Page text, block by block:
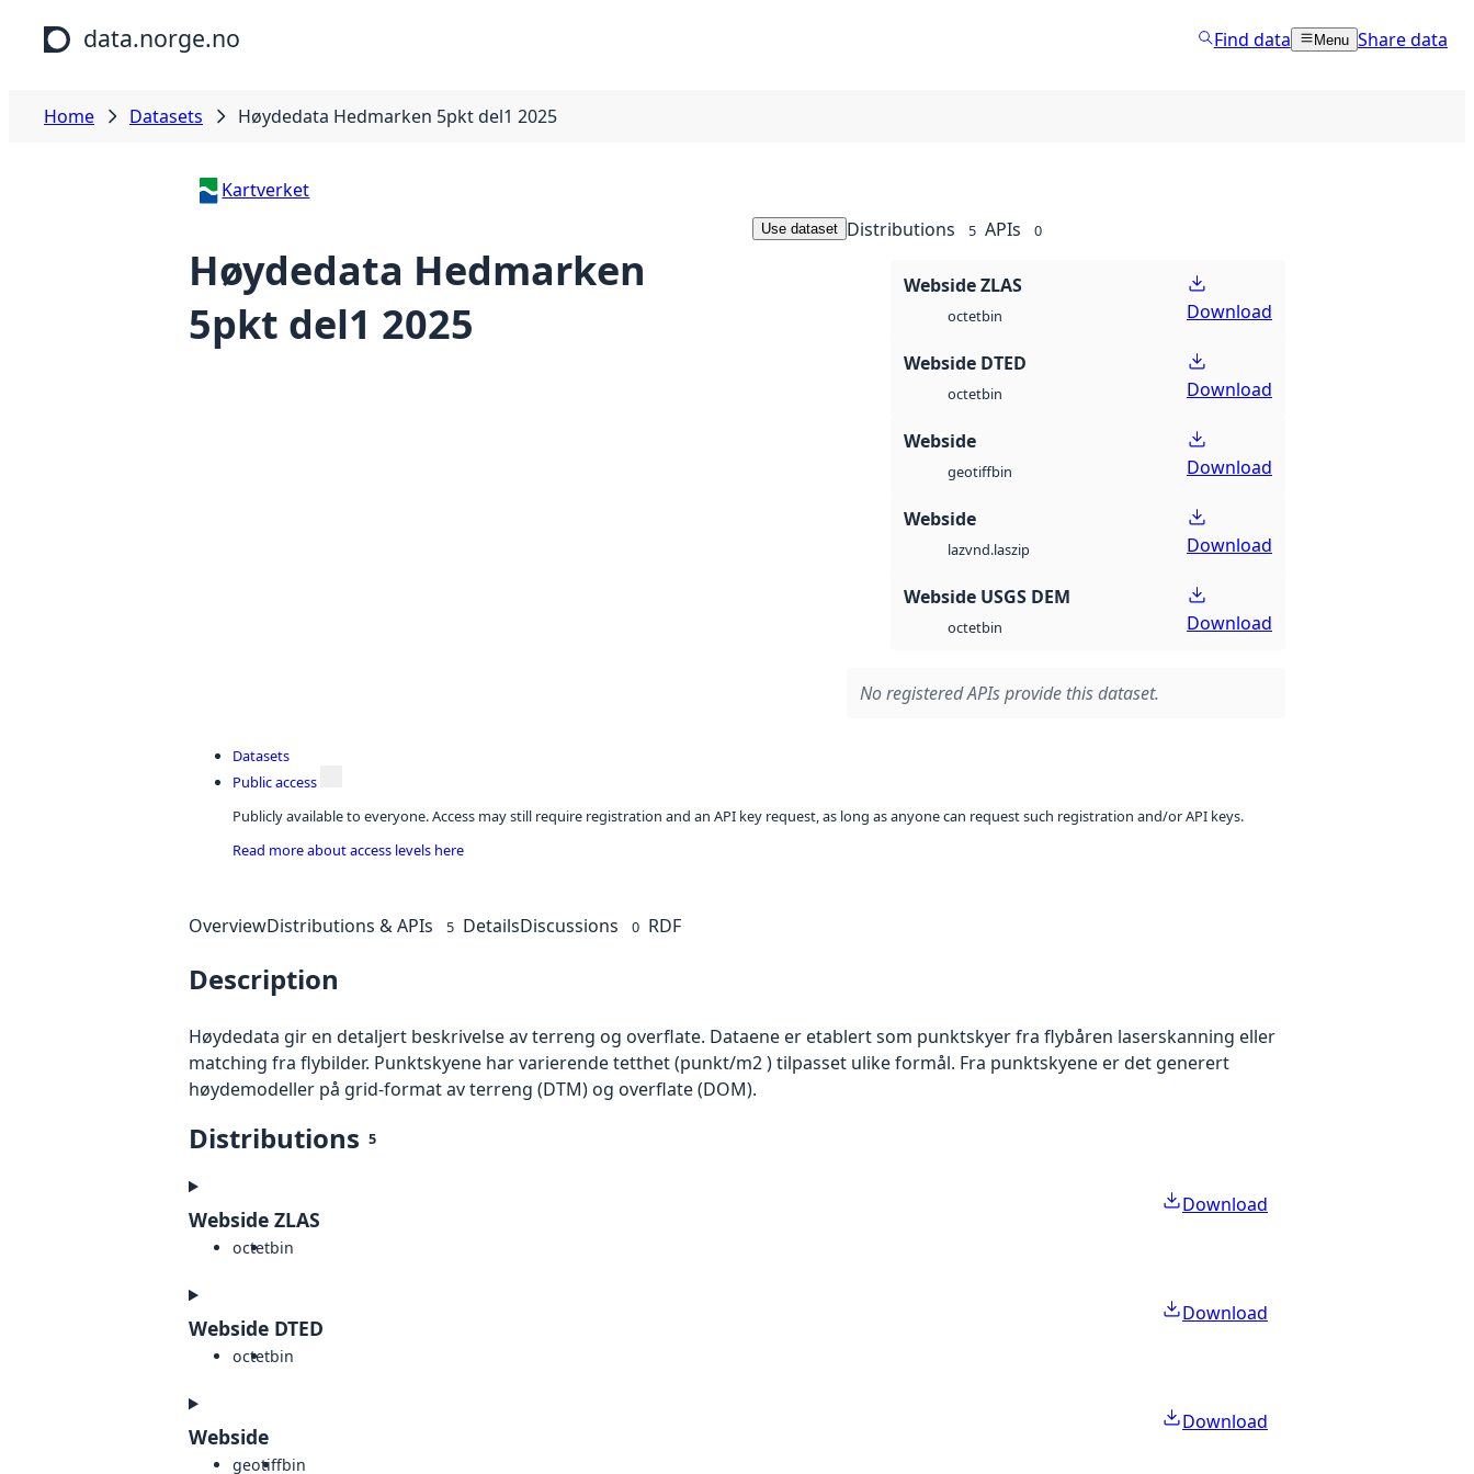
Skip to main content
data.norge.no Find data Menu Share data
Home Datasets Høydedata Hedmarken 5pkt del1 2025
Kartverket
Høydedata Hedmarken
5pkt del1 2025
Use dataset Distributions 5 APIs 0
Webside ZLAS
octetbin Download
Webside DTED
octetbin Download
Webside
geotiffbin Download
Webside
lazvnd.laszip Download
Webside USGS DEM
octetbin Download
No registered APIs provide this dataset.
Datasets
Public access
Publicly available to everyone. Access may still require registration and an API key request, as long as anyone can request such registration and/or API keys.
Read more about access levels here
OverviewDistributions & APIs 5 DetailsDiscussions 0 RDF
Description
Høydedata gir en detaljert beskrivelse av terreng og overflate. Dataene er etablert som punktskyer fra flybåren laserskanning eller
matching fra flybilder. Punktskyene har varierende tetthet (punkt/m2 ) tilpasset ulike formål. Fra punktskyene er det generert
høydemodeller på grid-format av terreng (DTM) og overflate (DOM).
Distributions 5
Webside ZLAS
octetbin
Download
Webside DTED
octetbin
Download
Webside
geotiffbin
Download